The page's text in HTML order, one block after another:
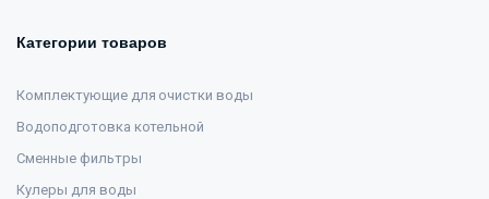
Категории товаров
Комплектующие для очистки воды
Водоподготовка котельной
Сменные фильтры
Кулеры для воды